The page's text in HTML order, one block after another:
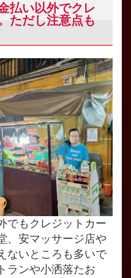
払い以外でクレ
ただし注意点も
でもクレジットカー
、安マッサージ店や
ないところも多いで
ランや小洒落たお